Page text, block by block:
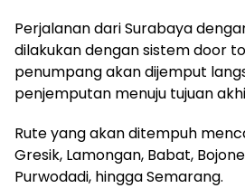
Perjalanan dari Surabaya
dilakukan dengan sistem door
penumpang akan dijemput
penjemputan menuju tujuan
Rute yang akan ditempuh
Gresik, Lamongan, Babat,
Purwodadi, hingga Semarang.